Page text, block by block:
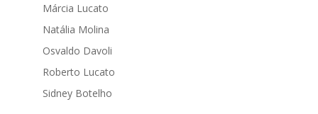
Márcia Lucato
Natália Molina
Osvaldo Davoli
Roberto Lucato
Sidney Botelho